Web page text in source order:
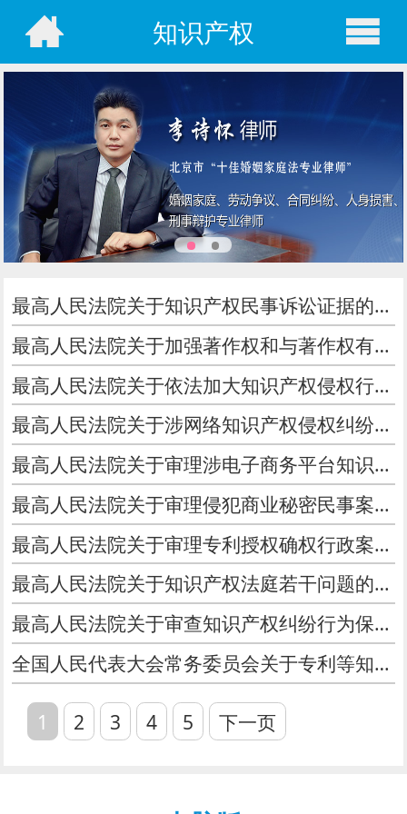
知识产权
最高人民法院关于知识产权民事诉讼证据的若干规定
最高人民法院关于加强著作权和与著作权有关的权利保护的意见
最高人民法院关于依法加大知识产权侵权行为惩治力度的意见
最高人民法院关于涉网络知识产权侵权纠纷几个法律适用问题的批复
最高人民法院关于审理涉电子商务平台知识产权民事案件的指导意见
最高人民法院关于审理侵犯商业秘密民事案件适用法律若干问题的规定
最高人民法院关于审理专利授权确权行政案件适用法律若干问题的规定（一）
最高人民法院关于知识产权法庭若干问题的规定
最高人民法院关于审查知识产权纠纷行为保全案件适用法律若干问题的规定
全国人民代表大会常务委员会关于专利等知识产权案件诉讼程序若干问题的决定
1 2 3 4 5 下一页